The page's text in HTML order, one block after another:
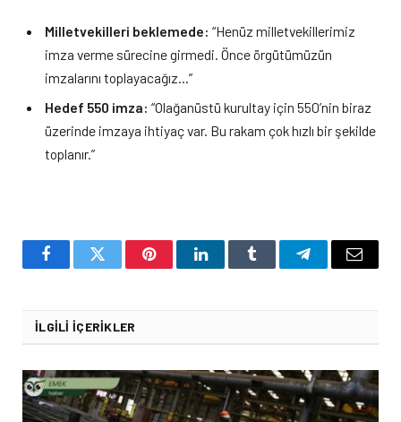
Milletvekilleri beklemede: “Henüz milletvekillerimiz
imza verme sürecine girmedi. Önce örgütümüzün
imzalarını toplayacağız…”
Hedef 550 imza: “Olağanüstü kurultay için 550’nin biraz
üzerinde imzaya ihtiyaç var. Bu rakam çok hızlı bir şekilde
toplanır.”
FacebookTwitter PinterestLinkedInTumblr TelegramEmail
İLGILI İÇERIKLER